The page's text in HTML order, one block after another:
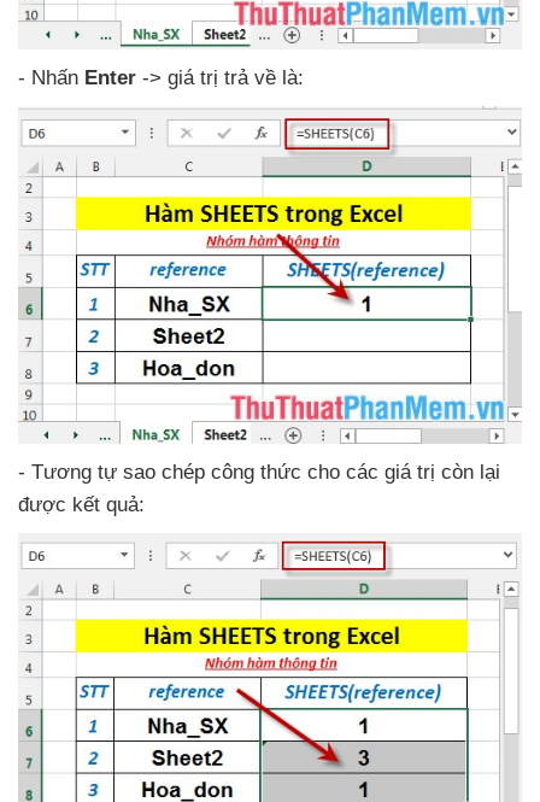
- Nhấn Enter -> giá trị trả về là:
- Tương tự sao chép công thức cho các giá trị còn lại
được kết quả: